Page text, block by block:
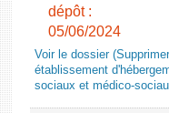
dépôt :
05/06/2024
Voir le dossier
établissement
sociaux et médico-